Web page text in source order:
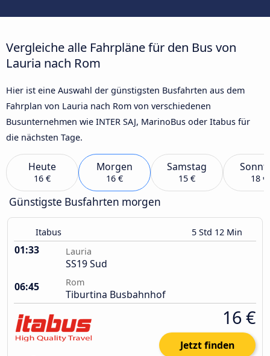
Vergleiche alle Fahrpläne für den Bus von
Lauria nach Rom
Hier ist eine Auswahl der günstigsten Busfahrten aus dem
Fahrplan von Lauria nach Rom von verschiedenen
Busunternehmen wie INTER SAJ, MarinoBus oder Itabus für
die nächsten Tage.
Heute
16 €
Morgen
16 €
Samstag
15 € 18 €
Günstigste Busfahrten morgen
Itabus 5 Std 12 Min
01:33 Lauria
SS19 Sud
06:45
Rom
Tiburtina Busbahnhof
16 €
Jetzt finden